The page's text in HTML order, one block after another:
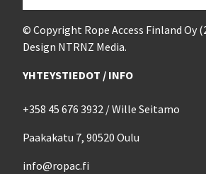
© Copyright Rope Access Finland Oy
Design NTRNZ Media.
YHTEYSTIEDOT / INFO
+358 45 676 3932 / Wille Seitamo
Paakakatu 7, 90520 Oulu
info@ropac.fi